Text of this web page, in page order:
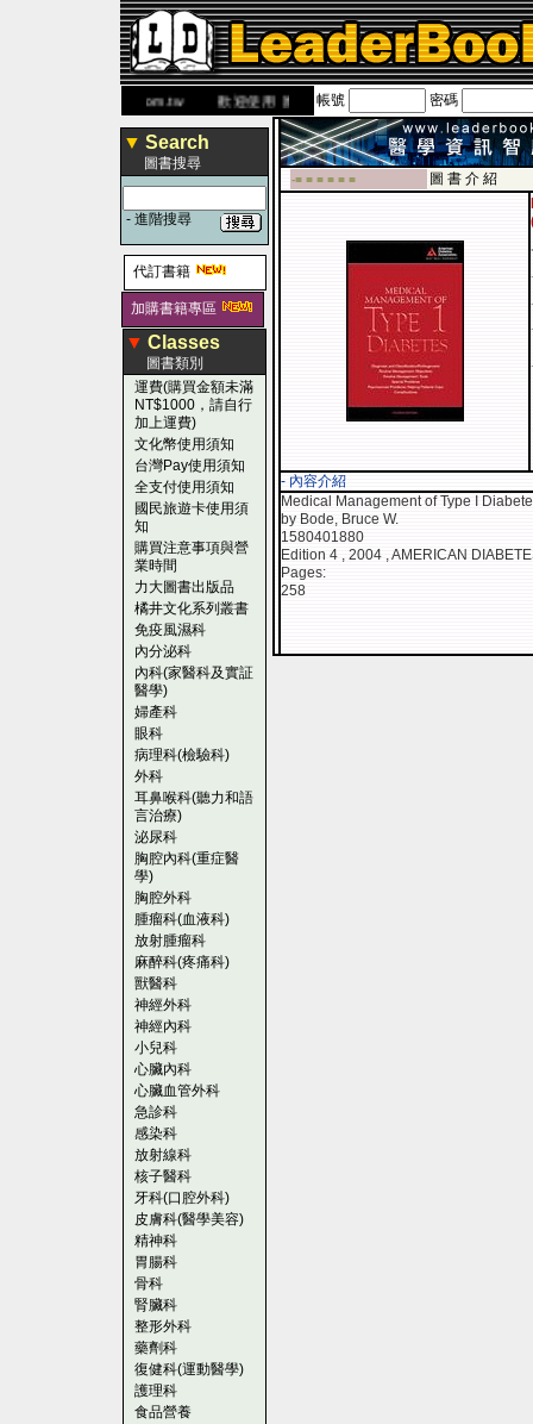
www.leaderbook.com.tw歡迎使用 國民旅遊卡！！
帳號 密碼
▼ Search
圖書搜尋
- 進階搜尋
代訂書籍
加購書籍專區
▼ Classes
圖書類別
運費(購買金額未滿
NT$1000，請自行
加上運費)
文化幣使用須知
台灣Pay使用須知
全支付使用須知
國民旅遊卡使用須
知
購買注意事項與營
業時間
力大圖書出版品
橘井文化系列叢書
免疫風濕科
內分泌科
內科(家醫科及實証
醫學)
婦產科
眼科
病理科(檢驗科)
外科
耳鼻喉科(聽力和語
言治療)
泌尿科
胸腔內科(重症醫
學)
胸腔外科
腫瘤科(血液科)
放射腫瘤科
麻醉科(疼痛科)
獸醫科
神經外科
神經內科
小兒科
心臟內科
心臟血管外科
急診科
感染科
放射線科
核子醫科
牙科(口腔外科)
皮膚科(醫學美容)
精神科
胃腸科
骨科
腎臟科
整形外科
藥劑科
復健科(運動醫學)
護理科
食品營養
-■ ■ ■ ■ ■ ■
圖 書 介 紹
- 內容介紹
Medical Management of Type I
by Bode, Bruce W.
1580401880
Edition 4 , 2004 , AMERICAN
Pages:
258